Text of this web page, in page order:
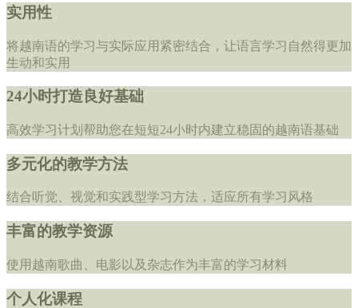
实用性
将越南语的学习与实际应用紧密结合，让语言学习自然得更加
生动和实用
24小时打造良好基础
高效学习计划帮助您在短短24小时内建立稳固的越南语基础
多元化的教学方法
结合听觉、视觉和实践型学习方法，适应所有学习风格
丰富的教学资源
使用越南歌曲、电影以及杂志作为丰富的学习材料
个人化课程